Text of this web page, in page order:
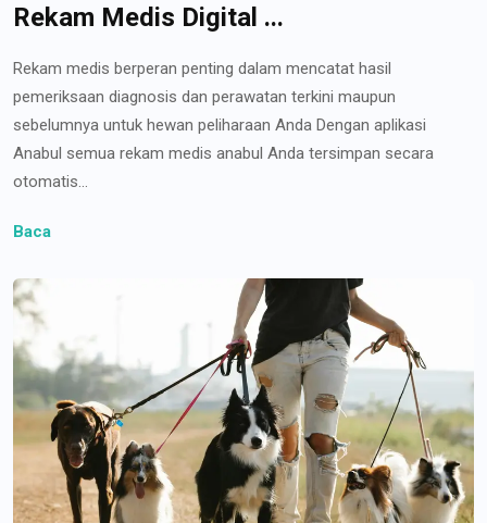
Rekam Medis Digital ...
Rekam medis berperan penting dalam mencatat hasil
pemeriksaan diagnosis dan perawatan terkini maupun
sebelumnya untuk hewan peliharaan Anda Dengan aplikasi
Anabul semua rekam medis anabul Anda tersimpan secara
otomatis...
Baca